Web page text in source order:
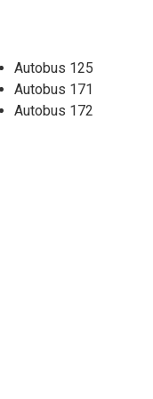
Autobus 125
Autobus 171
Autobus 172